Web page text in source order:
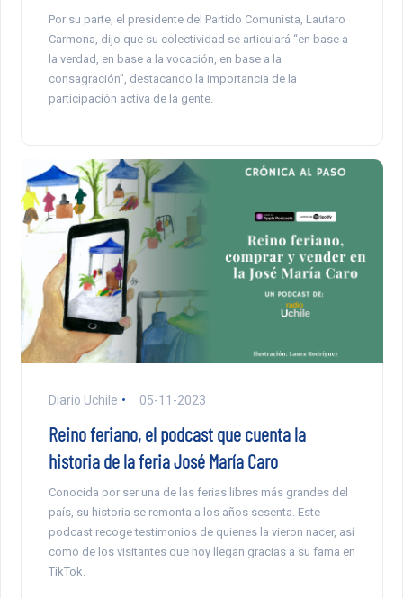
Por su parte, el presidente del Partido Comunista, Lautaro
Carmona, dijo que su colectividad se articulará “en base a
la verdad, en base a la vocación, en base a la
consagración”, destacando la importancia de la
participación activa de la gente.
Diario Uchile 05-11-2023
Reino feriano, el podcast que cuenta la
historia de la feria José María Caro
Conocida por ser una de las ferias libres más grandes del
país, su historia se remonta a los años sesenta. Este
podcast recoge testimonios de quienes la vieron nacer, así
como de los visitantes que hoy llegan gracias a su fama en
TikTok.